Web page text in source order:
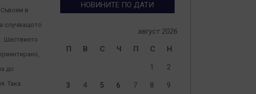
в
случващото
Шествието
до
Така
НОВИНИТЕ ПО ДАТИ
август 2026
П
В С Ч П С Н
1 2
3 4 5 6 7 8 9